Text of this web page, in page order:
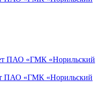
ПАО «ГМК «Норильский
ПАО «ГМК «Норильский